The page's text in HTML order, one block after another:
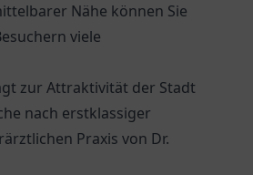
Nähe können Sie
viele
zur Attraktivität der Stadt
nach erstklassiger
Praxis von Dr.